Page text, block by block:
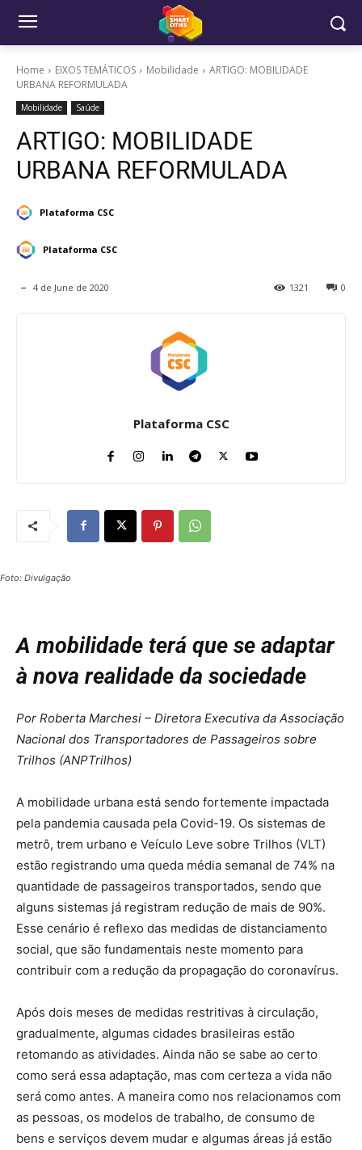
Home EIXOS TEMÁTICOS Mobilidade
ARTIGO: MOBILIDADE
URBANA REFORMULADA
Mobilidade Saúde
ARTIGO: MOBILIDADE
URBANA REFORMULADA
Plataforma CSC
Plataforma CSC
4 de June de 2020 0
1321
Plataforma CSC
Foto: Divulgação
A mobilidade terá que se adaptar
à nova realidade da sociedade
Por Roberta Marchesi – Diretora Executiva da Associação
Nacional dos Transportadores de Passageiros sobre
Trilhos (ANPTrilhos)
A mobilidade urbana está sendo fortemente impactada
pela pandemia causada pela Covid-19. Os sistemas de
metrô, trem urbano e Veículo Leve sobre Trilhos (VLT)
estão registrando uma queda média semanal de 74% na
quantidade de passageiros transportados, sendo que
alguns sistemas já registram redução de mais de 90%.
Esse cenário é reflexo das medidas de distanciamento
social, que são fundamentais neste momento para
contribuir com a redução da propagação do coronavírus.
Após dois meses de medidas restritivas à circulação,
gradualmente, algumas cidades brasileiras estão
retomando as atividades. Ainda não se sabe ao certo
como será essa adaptação, mas com certeza a vida não
será como antes. A maneira como nos relacionamos com
as pessoas, os modelos de trabalho, de consumo de
bens e serviços devem mudar e algumas áreas já estão